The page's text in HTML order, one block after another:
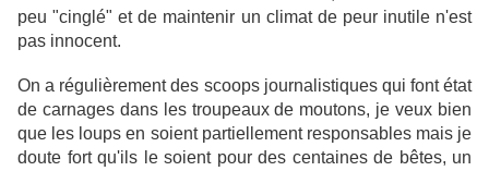
peu "cinglé" et de maintenir un climat de peur inutile n'est
pas innocent.
On a régulièrement des scoops journalistiques qui font état
de carnages dans les troupeaux de moutons, je veux bien
que les loups en soient partiellement responsables mais je
doute fort qu'ils le soient pour des centaines de bêtes, un